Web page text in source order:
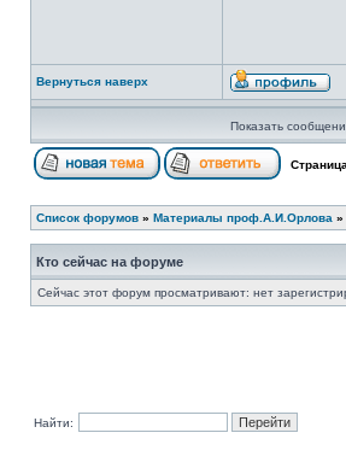
Вернуться наверх
Показать
Страница
Список форумов » Материалы проф.А.И.Орлова »
Кто сейчас на форуме
Сейчас этот форум просматривают: нет
Найти: